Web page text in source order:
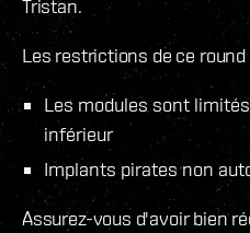
Tristan.
Les restrictions de ce
Les modules sont
inférieur
Implants pirates non
Assurez-vous d'avoir bien